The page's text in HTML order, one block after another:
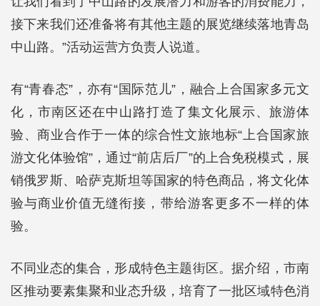
接下来我们还准备将有其他主题的展览继续落地青岛
中山路。”活动运营方负责人说道。
有“青春态”，亦有“国际范儿”，融合上合国家多元文
化，市南区还在中山路打造了集文化展示、旅游体
验、商业合作于一体的综合性文旅地标“上合国家旅
游文化体验馆”，通过“前店后厂”的上合免税模式，展
销俄罗斯、哈萨克斯坦等国家的特色商品，将文化体
验与商业价值无缝衔接，带给游客更多不一样的体
验。
不同业态的集合，形成特色主题街区。据介绍，市南
区推动要素集聚和业态升级，培育了一批区域特色消